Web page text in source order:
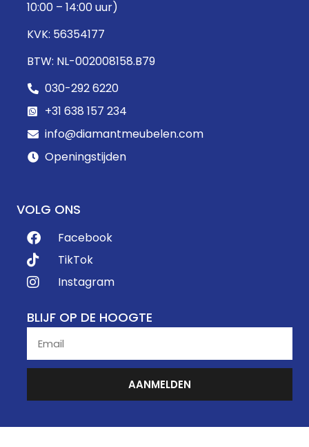
10:00 – 14:00 uur)
KVK: 56354177
BTW: NL-002008158.B79
030-292 6220
+31 638 157 234
info@diamantmeubelen.com
Openingstijden
VOLG ONS
Facebook
TikTok
Instagram
BLIJF OP DE HOOGTE
AANMELDEN